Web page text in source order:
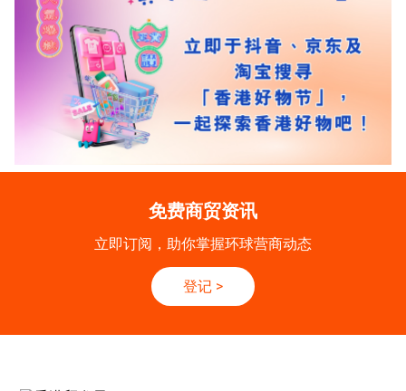
免费商贸资讯
立即订阅，助你掌握环球营商动态
登记 >